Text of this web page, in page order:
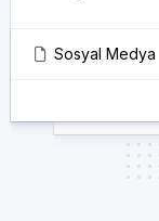
Sosyal Medya